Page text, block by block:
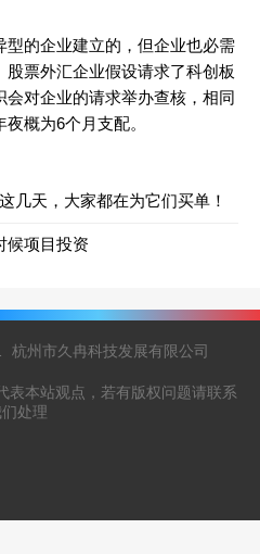
的企业建立的，但企业也必需
票外汇企业假设请求了科创板
对企业的请求举办查核，相同
概为6个月支配。
几天，大家都在为它们买单！
候项目投资
杭州市久冉科技发展有限公司
表本站观点，若有版权问题请联系
处理